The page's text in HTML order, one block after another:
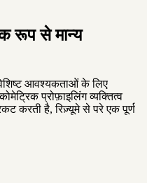
रूप से मान्य
आवश्यकताओं के लिए
प्रोफ़ाइलिंग व्यक्तित्व
करती है, रिज़्यूमे से परे एक पूर्ण